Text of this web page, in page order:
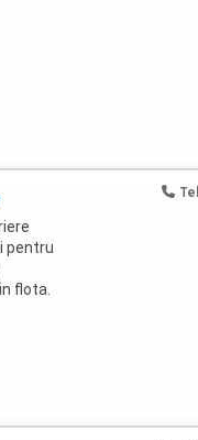
pentru
flota.